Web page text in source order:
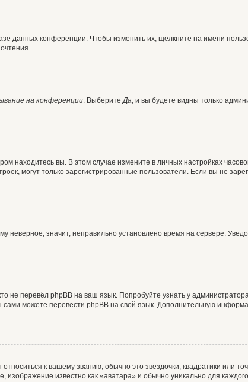
данных конференции. Чтобы изменить их, щёлкните на имени
на конференции. ВыберитеДа, и вы будете видны только
находитесь вы. В этом случае измените в личных настройках
могут только зарегистрированные пользователи. Если вы не
неверное, значит, неправильно установлено время на сервере.
не перевёл phpBB на ваш язык. Попробуйте узнать у
сами можете перевести phpBB на свой язык. Дополнительную
к вашему званию, обычно это звёздочки, квадратики или
известно как «аватара» и обычно уникально для